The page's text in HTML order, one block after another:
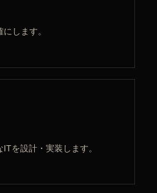
します。
を設計・実装します。